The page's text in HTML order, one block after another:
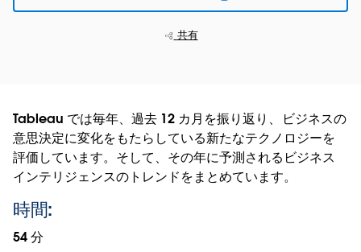
共有
Tableau では毎年、過去 12 カ月を振り返り、ビジネスの
意思決定に変化をもたらしている新たなテクノロジーを
評価しています。そして、その年に予測されるビジネス
インテリジェンスのトレンドをまとめています。
時間:
54 分